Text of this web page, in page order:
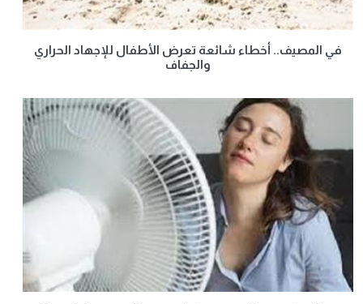
في المصيف.. أخطاء شائعة تعرض الأطفال للإجهاد الحراري
والجفاف